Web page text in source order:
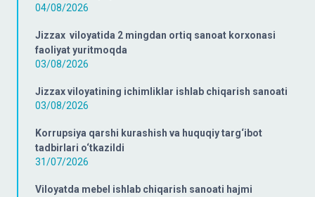
04/08/2026
Jizzax viloyatida 2 mingdan ortiq sanoat korxonasi
faoliyat yuritmoqda
03/08/2026
Jizzax viloyatining ichimliklar ishlab chiqarish sanoati
03/08/2026
Korrupsiya qarshi kurashish va huquqiy targ‘ibot
tadbirlari o‘tkazildi
31/07/2026
Viloyatda mebel ishlab chiqarish sanoati hajmi